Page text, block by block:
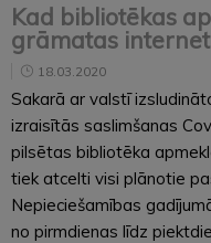
Kad bibliotēkas
grāmatas
18.03.2020
Sakarā ar valstī
izraisītās saslimšanas
pilsētas bibliotēka
tiek atcelti visi plānotie
Nepieciešamības
no pirmdienas līdz